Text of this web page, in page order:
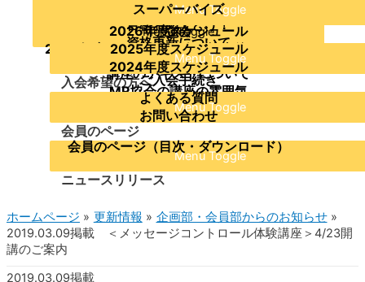
各種勉強会
Menu Toggle
危機介入上級講座（組織支援）修了者向け勉
強会
2024年度：UCPC勉強会・惨事後ミーティン
グ勉強会・MRI勉強会
公開講座
講座のテキストについて
MR協会の講座の雰囲気
Menu Toggle
受験者へのアドバイス
合格おめでとう！
資格更新について
認定に関する過去の変更案内
Menu Toggle
スーパーバイズ
年間スケジュール
Menu Toggle
2026年度スケジュール
2025年度スケジュール
2024年度スケジュール
入会希望の方へ
Menu Toggle
ご入会手続き
よくある質問
お問い合わせ
会員のページ
Menu Toggle
会員のページ（目次・ダウンロード）
ニュースリリース
ホームページ 更新情報
企画部・会員部からのお知らせ
2019.03.09掲載 ＜メッセージコントロール体験講座＞4/23開
講のご案内
2019.03.09掲載